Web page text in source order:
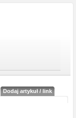
Dodaj artykuł / link